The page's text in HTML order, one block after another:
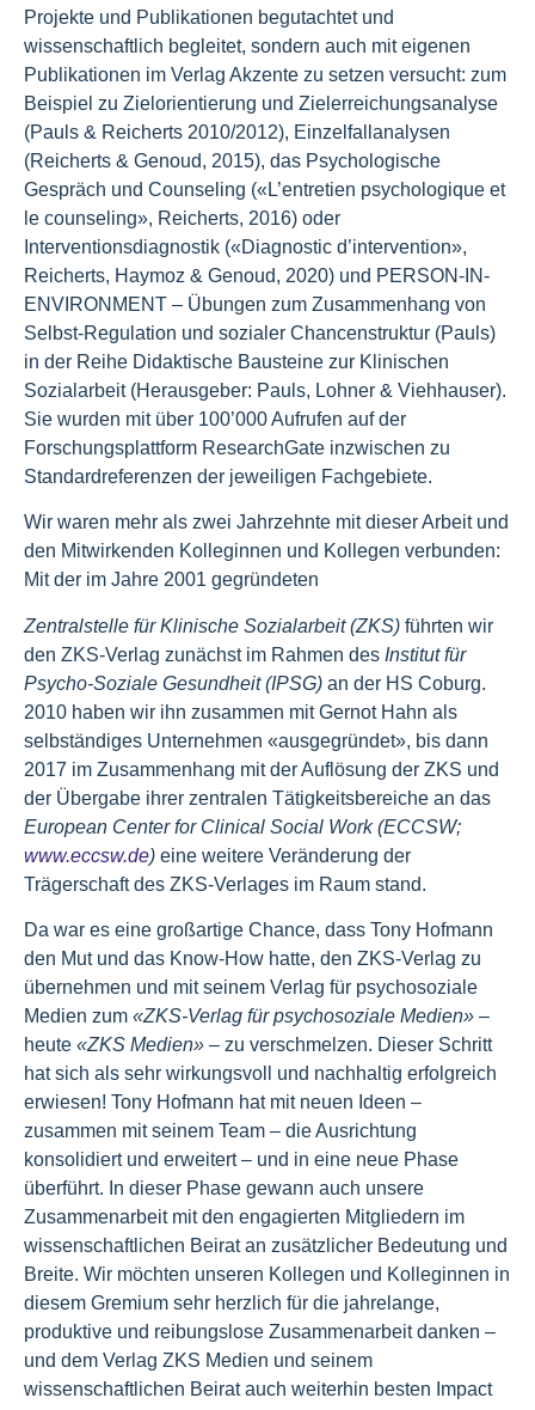
Projekte und Publikationen begutachtet und
wissenschaftlich begleitet, sondern auch mit eigenen
Publikationen im Verlag Akzente zu setzen versucht: zum
Beispiel zu Zielorientierung und Zielerreichungsanalyse
(Pauls & Reicherts 2010/2012), Einzelfallanalysen
(Reicherts & Genoud, 2015), das Psychologische
Gespräch und Counseling («L’entretien psychologique et
le counseling», Reicherts, 2016) oder
Interventionsdiagnostik («Diagnostic d’intervention»,
Reicherts, Haymoz & Genoud, 2020) und PERSON-IN-
ENVIRONMENT – Übungen zum Zusammenhang von
Selbst-Regulation und sozialer Chancenstruktur (Pauls)
in der Reihe Didaktische Bausteine zur Klinischen
Sozialarbeit (Herausgeber: Pauls, Lohner & Viehhauser).
Sie wurden mit über 100’000 Aufrufen auf der
Forschungsplattform ResearchGate inzwischen zu
Standardreferenzen der jeweiligen Fachgebiete.
Wir waren mehr als zwei Jahrzehnte mit dieser Arbeit und
den Mitwirkenden Kolleginnen und Kollegen verbunden:
Mit der im Jahre 2001 gegründeten
Zentralstelle für Klinische Sozialarbeit (ZKS) führten wir
den ZKS-Verlag zunächst im Rahmen des Institut für
Psycho-Soziale Gesundheit (IPSG) an der HS Coburg.
2010 haben wir ihn zusammen mit Gernot Hahn als
selbständiges Unternehmen «ausgegründet», bis dann
2017 im Zusammenhang mit der Auflösung der ZKS und
der Übergabe ihrer zentralen Tätigkeitsbereiche an das
European Center for Clinical Social Work (ECCSW;
www.eccsw.de) eine weitere Veränderung der
Trägerschaft des ZKS-Verlages im Raum stand.
Da war es eine großartige Chance, dass Tony Hofmann
den Mut und das Know-How hatte, den ZKS-Verlag zu
übernehmen und mit seinem Verlag für psychosoziale
Medien zum «ZKS-Verlag für psychosoziale Medien» –
heute «ZKS Medien» – zu verschmelzen. Dieser Schritt
hat sich als sehr wirkungsvoll und nachhaltig erfolgreich
erwiesen! Tony Hofmann hat mit neuen Ideen –
zusammen mit seinem Team – die Ausrichtung
konsolidiert und erweitert – und in eine neue Phase
überführt. In dieser Phase gewann auch unsere
Zusammenarbeit mit den engagierten Mitgliedern im
wissenschaftlichen Beirat an zusätzlicher Bedeutung und
Breite. Wir möchten unseren Kollegen und Kolleginnen in
diesem Gremium sehr herzlich für die jahrelange,
produktive und reibungslose Zusammenarbeit danken –
und dem Verlag ZKS Medien und seinem
wissenschaftlichen Beirat auch weiterhin besten Impact